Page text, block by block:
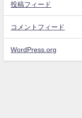
投稿フィード
コメントフィード
WordPress.org